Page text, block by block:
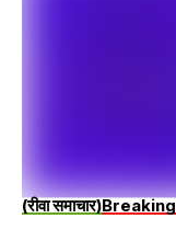
(रीवा समाचार)Breaking